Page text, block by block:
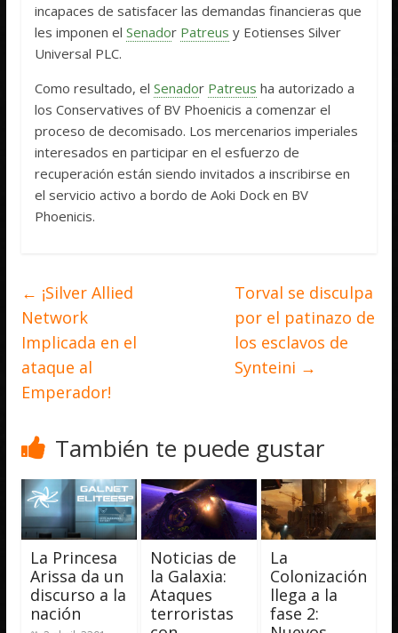
incapaces de satisfacer las demandas financieras que
les imponen elSenador Patreus y Eotienses Silver
Universal PLC.
Como resultado, elSenador Patreus ha autorizado a
los Conservatives of BV Phoenicis a comenzar el
proceso de decomisado. Los mercenarios imperiales
interesados ​​en participar en el esfuerzo de
recuperación están siendo invitados a inscribirse en
el servicio activo a bordo de Aoki Dock en BV
Phoenicis.
← ¡Silver Allied
Network
Implicada en el
ataque al
Emperador!
Torval se disculpa
por el patinazo de
los esclavos de
Synteini →
También te puede gustar
La Princesa
Arissa da un
discurso a la
nación
Noticias de
la Galaxia:
Ataques
terroristas
La
Colonización
llega a la
fase 2: